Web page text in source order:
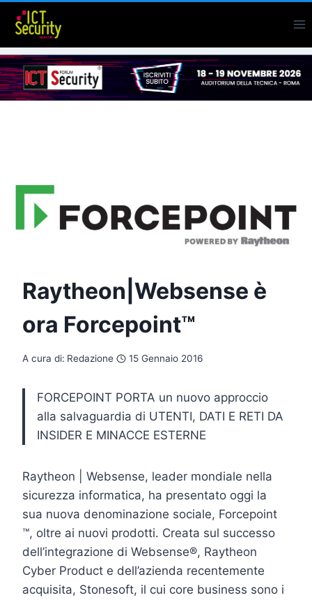
Salta
contenuto
Raytheon|Websense è
ora Forcepoint™
A cura di: Redazione 15 Gennaio 2016
FORCEPOINT PORTA un nuovo approccio
alla salvaguardia di UTENTI, DATI E RETI DA
INSIDER E MINACCE ESTERNE
Raytheon | Websense, leader mondiale nella
sicurezza informatica, ha presentato oggi la
sua nuova denominazione sociale, Forcepoint
™, oltre ai nuovi prodotti. Creata sul successo
dell’integrazione di Websense®, Raytheon
Cyber Product e dell’azienda recentemente
acquisita, Stonesoft, il cui core business sono i